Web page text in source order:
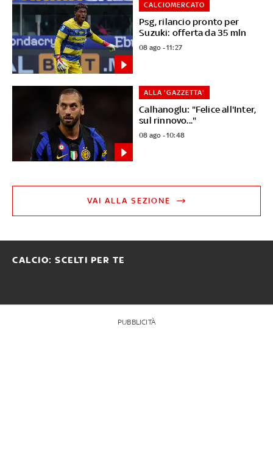
Psg, rilancio pronto per
Suzuki: offerta da 35 mln
CALCIOMERCATO
08 ago - 11:27
Calhanoglu: "Felice all'Inter,
sul rinnovo..."
ALLA 'GAZZETTA'
08 ago - 10:48
VAI ALLA SEZIONE
CALCIO: SCELTI PER TE
PUBBLICITÀ